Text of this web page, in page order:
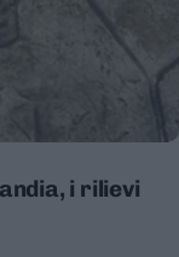
i rilievi